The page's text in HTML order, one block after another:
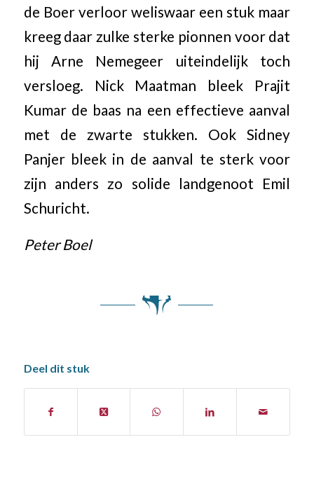
de Boer verloor weliswaar een stuk maar
kreeg daar zulke sterke pionnen voor dat
hij Arne Nemegeer uiteindelijk toch
versloeg. Nick Maatman bleek Prajit
Kumar de baas na een effectieve aanval
met de zwarte stukken. Ook Sidney
Panjer bleek in de aanval te sterk voor
zijn anders zo solide landgenoot Emil
Schuricht.
Peter Boel
Deel dit stuk